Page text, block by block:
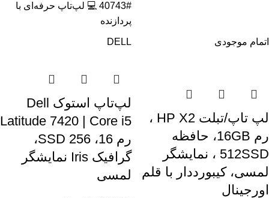
#40743 💻 لپ‌تاپ حرفه‌ای با
پردازنده
اتمام موجودی
لپ تاپ/تبلت HP X2 ،
رم 16GB، حافظه
512SSD ، نمایشگر
لمسی، کیبورددار با قلم
اورجینال
DELL
لپ‌تاپ استوک Dell
Latitude 7420 | Core i5
رم 16، SSD 256،
گرافیک Iris نمایشگر
لمسی